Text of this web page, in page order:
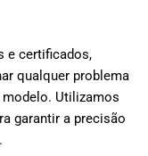
e certificados,
qualquer problema
Utilizamos
garantir a precisão